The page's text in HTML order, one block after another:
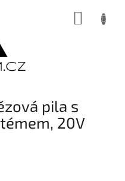
pila s
20V